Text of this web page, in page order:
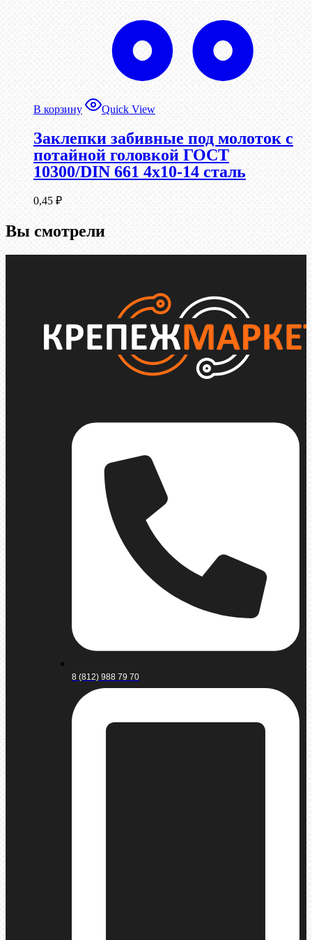
В корзину Quick View
Заклепки забивные под молоток с
потайной головкой ГОСТ
10300/DIN 661 4х10-14 сталь
0,45 ₽
Вы смотрели
8 (812) 988 79 70